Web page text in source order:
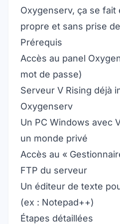
Oxygenserv, ça se fait
propre et sans prise
Prérequis
Accès au panel
mot de passe)
Serveur V Rising déjà
Oxygenserv
Un PC Windows avec
un monde privé
Accès au «
FTP du serveur
Un éditeur de texte
(ex : Notepad++)
Étapes détaillées